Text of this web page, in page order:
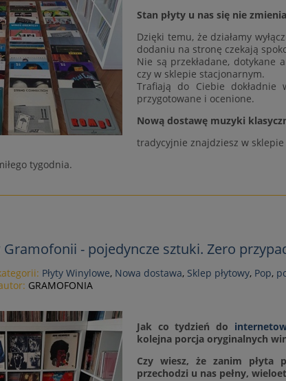
Stan płyty u nas się nie zmienia
Dzięki temu, że działamy
dodaniu na stronę czekają
Nie są przekładane, dotykane
czy w sklepie stacjonarnym.
Trafiają do Ciebie
przygotowane i ocenione.
Nową dostawę muzyki
tradycyjnie znajdziesz w sklepie
tygodnia.
- pojedyncze sztuki. Zero
Płyty Winylowe, Nowa dostawa, Sklep płytowy, Pop,
GRAMOFONIA
Jak co tydzień do
kolejna porcja oryginalnych
Czy wiesz, że zanim płyta
przechodzi u nas pełny,